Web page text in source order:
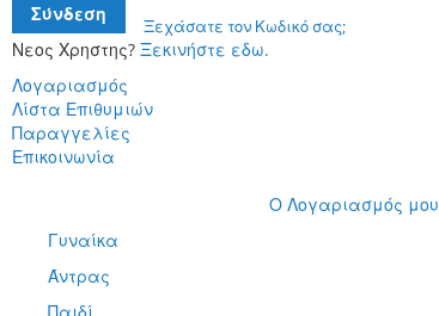
Σύνδεση
Ξεχάσατε τον Κωδικό σας;
Νεος Χρηστης? Ξεκινήστε εδω.
Λογαριασμός
Λίστα Επιθυμιών
Παραγγελίες
Επικοινωνία
Ο Λογαριασμός μου
περιεχόμενο
Γυναίκα
Άντρας
Παιδί